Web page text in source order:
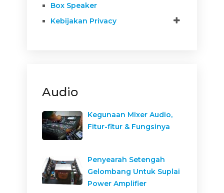
Box Speaker
Kebijakan Privacy
Audio
Kegunaan Mixer Audio,
Fitur-fitur & Fungsinya
Penyearah Setengah
Gelombang Untuk Suplai
Power Amplifier